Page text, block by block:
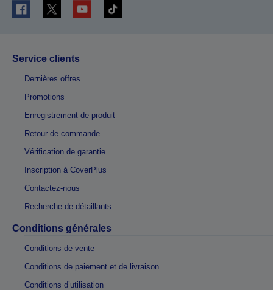
Service clients
Dernières offres
Promotions
Enregistrement de produit
Retour de commande
Vérification de garantie
Inscription à CoverPlus
Contactez-nous
Recherche de détaillants
Conditions générales
Conditions de vente
Conditions de paiement et de livraison
Conditions d’utilisation